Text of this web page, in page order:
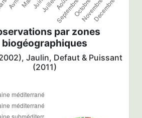
par zones
biogéographiques
Jaulin, Defaut & Puissant
(2011)